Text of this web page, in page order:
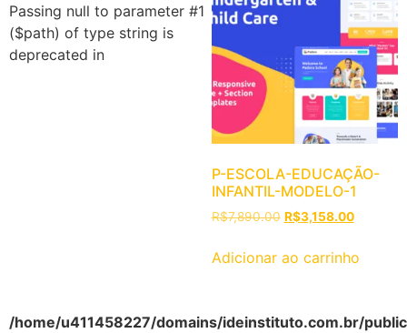
P-ESCOLA-EDUCAÇÃO-
INFANTIL-MODELO-1
R$7,890.00 R$3,158.00
Adicionar ao carrinho
Passing null to parameter #1
($path) of type string is
deprecated in
/home/u411458227/domains/ideinstituto.com.br/